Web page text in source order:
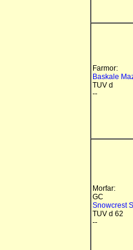
Farmor:
Baskale
TUV d
--
Morfar:
GC
Snowcrest
TUV d 62
--